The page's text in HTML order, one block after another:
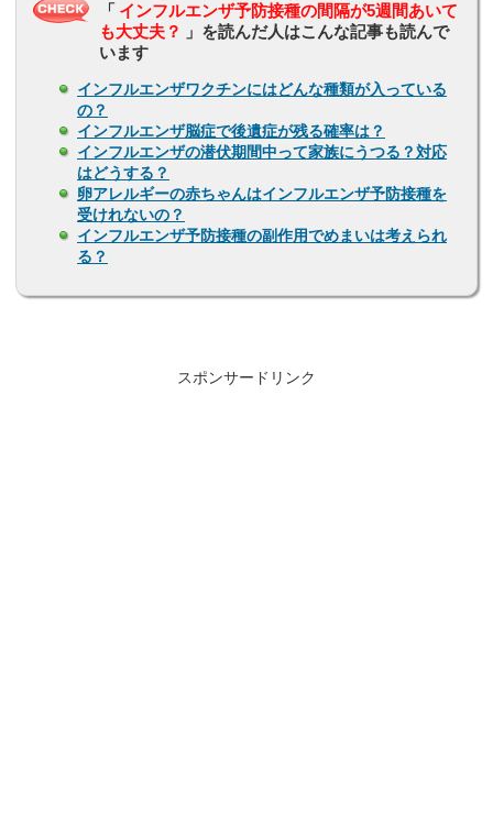
「 インフルエンザ予防接種の間隔が5週間あいて
も大丈夫？
」を読んだ人はこんな記事も読んで
います
インフルエンザワクチンにはどんな種類が入っている
の？
インフルエンザ脳症で後遺症が残る確率は？
インフルエンザの潜伏期間中って家族にうつる？対応
はどうする？
卵アレルギーの赤ちゃんはインフルエンザ予防接種を
受けれないの？
インフルエンザ予防接種の副作用でめまいは考えられ
る？
スポンサードリンク